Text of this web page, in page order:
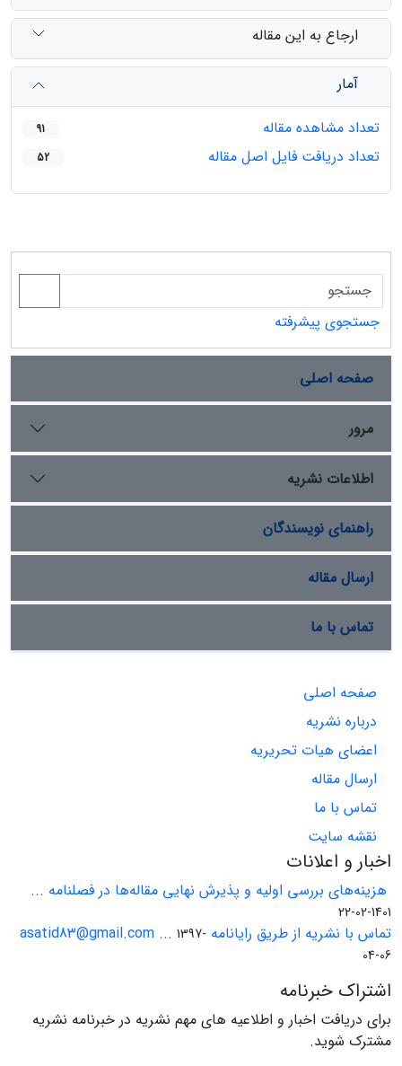
ارجاع به این مقاله
آمار
تعداد مشاهده مقاله
91
تعداد دریافت فایل اصل مقاله 52
جستجوی پیشرفته
صفحه اصلی
مرور
اطلاعات نشریه
راهنمای نویسندگان
ارسال مقاله
تماس با ما
صفحه اصلی
درباره نشریه
اعضای هیات تحریریه
ارسال مقاله
تماس با ما
نقشه سایت
اخبار و اعلانات
هزینه‌های بررسی اولیه و پذیرش نهایی مقاله‌ها در فصلنامه ...
1401-02-22
تماس با نشریه از طریق رایانامه asatid83@gmail.com ... 1397-
04-06
اشتراک خبرنامه
برای دریافت اخبار و اطلاعیه های مهم نشریه در خبرنامه نشریه
مشترک شوید.